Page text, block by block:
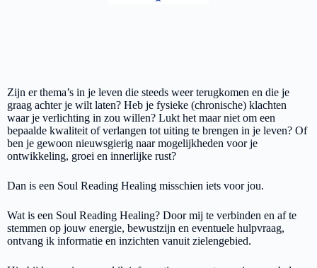
Zijn er thema’s in je leven die steeds weer terugkomen en die je
graag achter je wilt laten? Heb je fysieke (chronische) klachten
waar je verlichting in zou willen? Lukt het maar niet om een
bepaalde kwaliteit of verlangen tot uiting te brengen in je leven? Of
ben je gewoon nieuwsgierig naar mogelijkheden voor je
ontwikkeling, groei en innerlijke rust?
Dan is een Soul Reading Healing misschien iets voor jou.
Wat is een Soul Reading Healing? Door mij te verbinden en af te
stemmen op jouw energie, bewustzijn en eventuele hulpvraag,
ontvang ik informatie en inzichten vanuit zielengebied.